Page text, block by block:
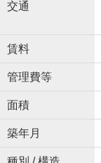
交通
賃料
管理費等
面積
築年月